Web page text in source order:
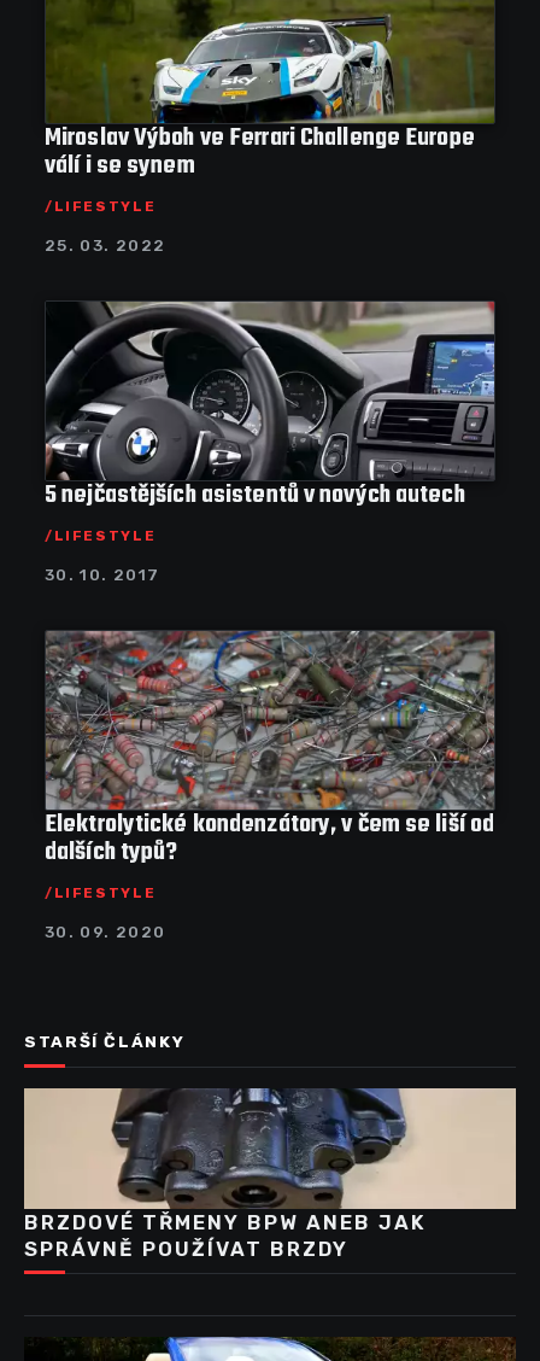
Miroslav Výboh ve Ferrari Challenge Europe
válí i se synem
LIFESTYLE
25. 03. 2022
5 nejčastějších asistentů v nových autech
LIFESTYLE
30. 10. 2017
Elektrolytické kondenzátory, v čem se liší od
dalších typů?
LIFESTYLE
30. 09. 2020
STARŠÍ ČLÁNKY
BRZDOVÉ TŘMENY BPW ANEB JAK
SPRÁVNĚ POUŽÍVAT BRZDY